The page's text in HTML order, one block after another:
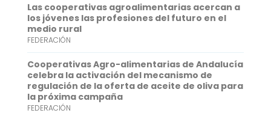
o
k
e
r
lt
s
A
p
p
n
k
e
d
I
n
Las cooperativas agroalimentarias acercan a
los jóvenes las profesiones del futuro en el
medio rural
FEDERACIÓN
Cooperativas Agro-alimentarias de Andalucía
celebra la activación del mecanismo de
regulación de la oferta de aceite de oliva para
la próxima campaña
FEDERACIÓN